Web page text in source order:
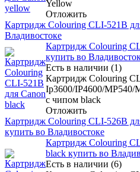
Yellow
Отложить
Картридж Colouring CLI-521B
Владивостоке
Картридж Colouring
купить во
Есть в наличии (1)
Картридж Colouring
Ip3600/IP4600/MP540/
с чипом black
Отложить
Картридж Colouring CLI-526B
купить во Владивостоке
Картридж Colouring
black купить во
Есть в наличии (6)